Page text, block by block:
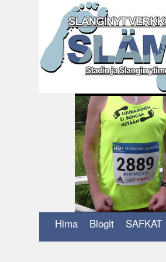
Hima Blogit SAFKAT